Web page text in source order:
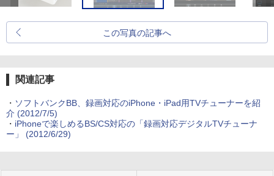
この写真の記事へ
関連記事
・ ソフトバンクBB、録画対応のiPhone・iPad用TVチューナーを紹
介 (2012/7/5)
・ iPhoneで楽しめるBS/CS対応の「録画対応デジタルTVチューナ
ー」
(2012/6/29)